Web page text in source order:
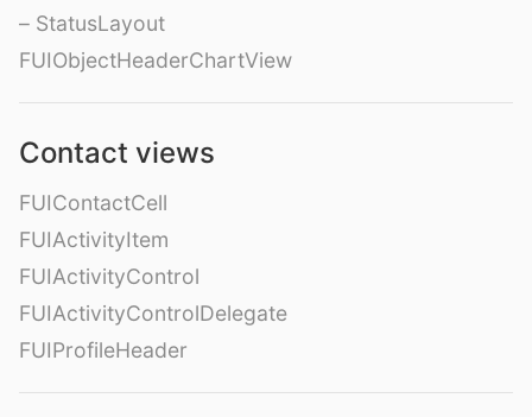
– StatusLayout
FUIObjectHeaderChartView
Contact views
FUIContactCell
FUIActivityItem
FUIActivityControl
FUIActivityControlDelegate
FUIProfileHeader